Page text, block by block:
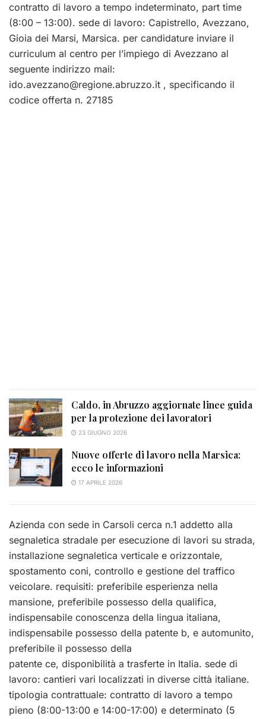
contratto di lavoro a tempo indeterminato, part time
(8:00 – 13:00). sede di lavoro: Capistrello, Avezzano,
Gioia dei Marsi, Marsica. per candidature inviare il
curriculum al centro per l’impiego di Avezzano al
seguente indirizzo mail:
ido.avezzano@regione.abruzzo.it , specificando il
codice offerta n. 27185
Caldo, in Abruzzo aggiornate linee guida
per la protezione dei lavoratori
23 GIUGNO 2026
Nuove offerte di lavoro nella Marsica:
ecco le informazioni
17 APRILE 2026
Azienda con sede in Carsoli cerca n.1 addetto alla
segnaletica stradale per esecuzione di lavori su strada,
installazione segnaletica verticale e orizzontale,
spostamento coni, controllo e gestione del traffico
veicolare. requisiti: preferibile esperienza nella
mansione, preferibile possesso della qualifica,
indispensabile conoscenza della lingua italiana,
indispensabile possesso della patente b, e automunito,
preferibile il possesso della
patente ce, disponibilità a trasferte in Italia. sede di
lavoro: cantieri vari localizzati in diverse città italiane.
tipologia contrattuale: contratto di lavoro a tempo
pieno (8:00-13:00 e 14:00-17:00) e determinato (5